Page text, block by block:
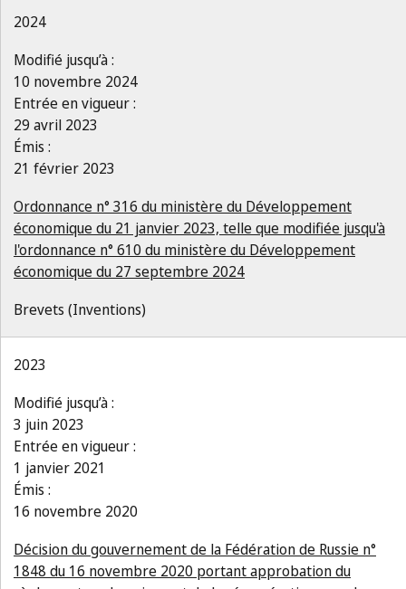
2024
Modifié jusqu’à :
10 novembre 2024
Entrée en vigueur :
29 avril 2023
Émis :
21 février 2023
Ordonnance n° 316 du ministère du Développement
économique du 21 janvier 2023, telle que modifiée jusqu'à
l'ordonnance n° 610 du ministère du Développement
économique du 27 septembre 2024
Brevets (Inventions)
2023
Modifié jusqu’à :
3 juin 2023
Entrée en vigueur :
1 janvier 2021
Émis :
16 novembre 2020
Décision du gouvernement de la Fédération de Russie n°
1848 du 16 novembre 2020 portant approbation du